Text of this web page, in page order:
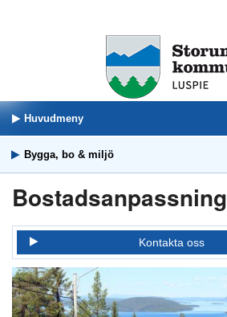
Huvudmeny
Bygga, bo & miljö
Bostadsanpassning
Kontakta oss